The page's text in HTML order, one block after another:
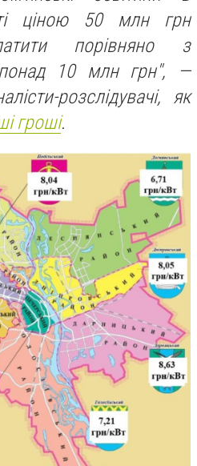
ціною 50 млн грн
порівняно з
10 млн грн"‎, —
розслідувачі, як
гроші.